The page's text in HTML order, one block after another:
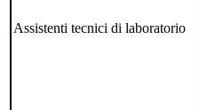
Assistenti tecnici di laboratorio